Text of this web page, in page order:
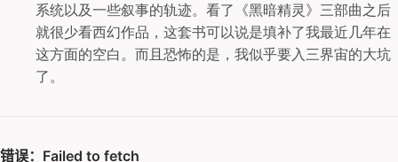
系统以及一些叙事的轨迹。看了《黑暗精灵》三部曲之后
就很少看西幻作品，这套书可以说是填补了我最近几年在
这方面的空白。而且恐怖的是，我似乎要入三界宙的大坑
了。